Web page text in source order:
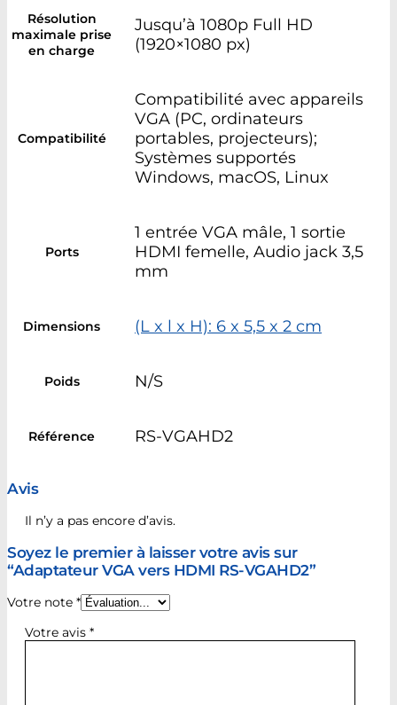
Résolution
maximale prise
en charge
Jusqu’à 1080p Full HD
(1920×1080 px)
Compatibilité
Compatibilité avec appareils
VGA (PC, ordinateurs
portables, projecteurs);
Systèmes supportés
Windows, macOS, Linux
Ports
1 entrée VGA mâle, 1 sortie
HDMI femelle, Audio jack 3,5
mm
Dimensions (L x l x H): 6 x 5,5 x 2 cm
Poids N/S
Référence RS-VGAHD2
Avis
Il n’y a pas encore d’avis.
Soyez le premier à laisser votre avis sur
“Adaptateur VGA vers HDMI RS-VGAHD2”
Votre note *
Votre avis *